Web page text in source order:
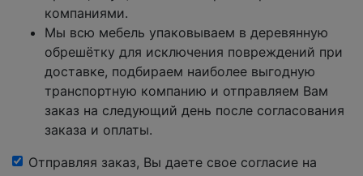
компаниями.
Мы всю мебель упаковываем в деревянную
обрешётку для исключения повреждений при
доставке, подбираем наиболее выгодную
транспортную компанию и отправляем Вам
заказ на следующий день после согласования
заказа и оплаты.
Отправляя заказ, Вы даете свое согласие на